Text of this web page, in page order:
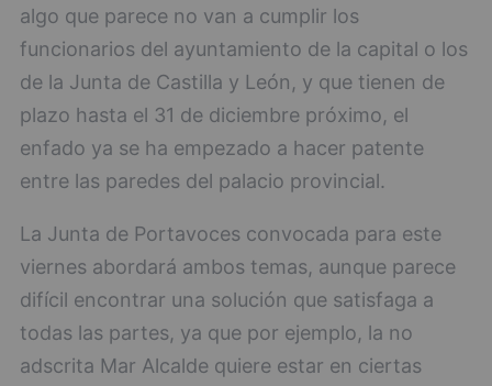
algo que parece no van a cumplir los
funcionarios del ayuntamiento de la capital o los
de la Junta de Castilla y León, y que tienen de
plazo hasta el 31 de diciembre próximo, el
enfado ya se ha empezado a hacer patente
entre las paredes del palacio provincial.
La Junta de Portavoces convocada para este
viernes abordará ambos temas, aunque parece
difícil encontrar una solución que satisfaga a
todas las partes, ya que por ejemplo, la no
adscrita Mar Alcalde quiere estar en ciertas